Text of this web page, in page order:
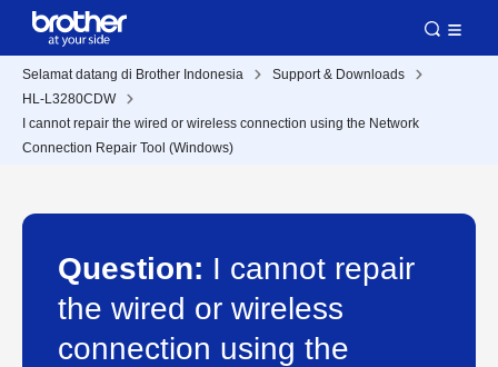
Selamat datang di Brother Indonesia
Support & Downloads
HL-L3280CDW
I cannot repair the wired or wireless connection using the Network
Connection Repair Tool (Windows)
Question: I cannot repair
the wired or wireless
connection using the